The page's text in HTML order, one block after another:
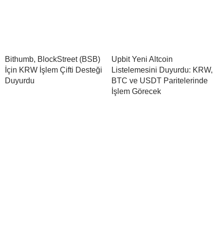
Bithumb, BlockStreet (BSB)
İçin KRW İşlem Çifti Desteği
Duyurdu
Upbit Yeni Altcoin
Listelemesini Duyurdu: KRW,
BTC ve USDT Paritelerinde
İşlem Görecek